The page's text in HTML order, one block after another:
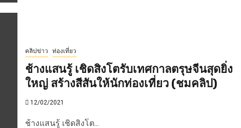
คลิปข่าว ท่องเที่ยว
ช้างแสนรู้ เชิดสิงโตรับเทศกาลตรุษจีนสุดยิ่ง
ใหญ่ สร้างสีสันให้นักท่องเที่ยว (ชมคลิป)
12/02/2021
ช้างแสนรู้ เชิดสิงโต...